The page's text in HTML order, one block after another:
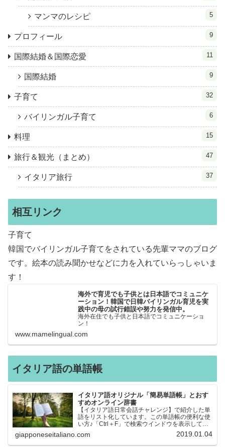
マンマのレシピ 5
プロフィール 9
国際結婚＆国際恋愛 11
国際結婚 9
子育て 32
バイリンガル子育て 6
料理 15
旅行＆観光（まとめ） 47
イタリア旅行 37
相互リンク
子育て
韓国でバイリンガル子育てをされている先輩ママのブログ
です。絵本の読み聞かせなどに力を入れていらっしゃいま
す！
海外で育児でも子供とは日本語でコミュニケ
ーション！韓国で日韓バイリンガル育児を実
践中の母の試行錯誤や努力を発信中。
海外在住でも子供と日本語でコミュニケーショ
ン！
www.mamelingual.com
イタリア語の単語帳
イタリア語オリジナル「簡易単語帳」とおす
すめオンライン辞書
【イタリア語日常会話チャレンジ】で紹介した単
語をリスト化しています。この単語帳の便利な使
い方♪「Ctrl＋F」で検索ウインドウを表示して、
知りたい単語を探すことができます。イタリア語
→日本語、日本語→イタリア語 どちらでも検索
できるので、良…
giapponeseitaliano.com 2019.01.04